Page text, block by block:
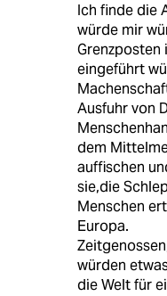
Ich finde die
würde mir
Grenzposten
eingeführt
Ausfuhr von
dem
auffischen
sie,die
Menschen
Europa.
würden
die Welt für